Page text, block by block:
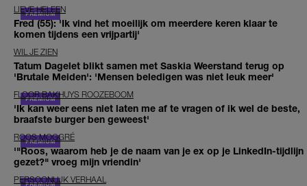
LIEVE HELEEN
Fred (55): 'Ik vind het moeilijk om meerdere keren klaar te
komen tijdens een vrijpartij'
WIL JE ZIEN
Tatum Dagelet blikt samen met Saskia Weerstand terug op
'Brutale Meiden': 'Mensen beledigen was niet leuk meer'
FLOOR BAKHUYS ROOZEBOOM
'Ik kan weer eens niet laten me af te vragen of ik wel de beste,
braafste burger ben geweest'
ROOS MOGGRÉ
'"Roos, waarom heb je de naam van je ex op je LinkedIn-tijdlijn
gezet?" vroeg mijn vriendin'
PERSOONLIJK VERHAAL